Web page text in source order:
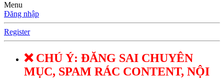
Menu
Đăng nhập
Register
❌ CHÚ Ý: ĐĂNG SAI CHUYÊN
MỤC, SPAM RÁC CONTENT, NỘI